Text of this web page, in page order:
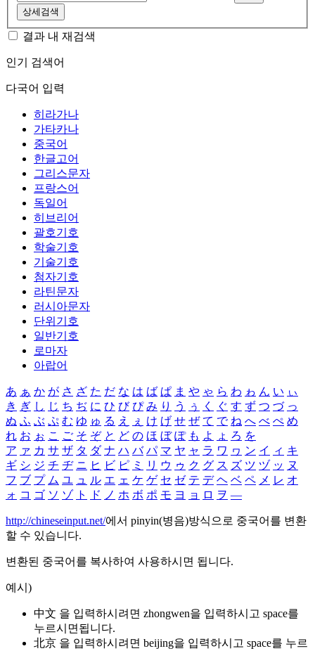
상세검색
결과 내 재검색
인기 검색어
다국어 입력
히라가나
가타카나
중국어
한글고어
그리스문자
프랑스어
독일어
히브리어
괄호기호
학술기호
기술기호
첨자기호
라틴문자
러시아문자
단위기호
일반기호
로마자
아랍어
あ ぁ か が さ ざ た だ な は ば ぱ ま や ゃ ら わ ゎ ん い ぃ
き ぎ し じ ち ぢ に ひ び ぴ み り う ぅ く ぐ す ず つ づ っ
ぬ ふ ぶ ぷ む ゆ ゅ る え ぇ け げ せ ぜ て で ね へ べ ぺ め
れ お ぉ こ ご そ ぞ と ど の ほ ぼ ぽ も よ ょ ろ を
ア ァ カ サ ザ タ ダ ナ ハ バ パ マ ヤ ャ ラ ワ ヮ ン イ ィ キ
ギ シ ジ チ ヂ ニ ヒ ビ ピ ミ リ ウ ゥ ク グ ス ズ ツ ヅ ッ ヌ
フ ブ プ ム ユ ュ ル エ ェ ケ ゲ セ ゼ テ デ ヘ ベ ペ メ レ オ
ォ コ ゴ ソ ゾ ト ド ノ ホ ボ ポ モ ヨ ョ ロ ヲ ―
http://chineseinput.net/에서 pinyin(병음)방식으로 중국어를 변환
할 수 있습니다.
변환된 중국어를 복사하여 사용하시면 됩니다.
예시)
中文 을 입력하시려면 zhongwen을 입력하시고 space를
누르시면됩니다.
北京 을 입력하시려면 beijing을 입력하시고 space를 누르